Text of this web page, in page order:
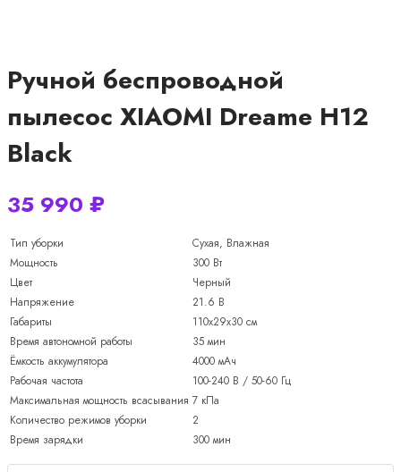
Ручной беспроводной
пылесос XIAOMI Dreame H12
Black
35 990 ₽
Тип уборки
Сухая, Влажная
Мощность
300 Вт
Цвет
Черный
Напряжение
21.6 В
Габариты
110х29х30 см
Время автономной работы
35 мин
Ёмкость аккумулятора
4000 мАч
Рабочая частота
100-240 В / 50-60 Гц
Максимальная мощность всасывания 7 кПа
Количество режимов уборки
2
Время зарядки
300 мин